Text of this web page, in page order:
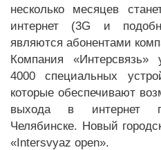
несколько месяцев
интернет (3G и
являются абонентами
Компания
4000 специальных
которые обеспечивают
выхода в интернет
Челябинске. Новый
«Intersvyaz open».